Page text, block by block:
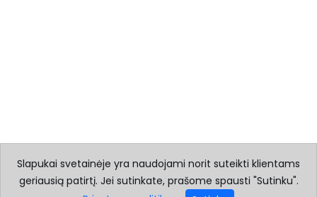
Slapukai svetainėje yra naudojami norit suteikti klientams
geriausią patirtį. Jei sutinkate, prašome spausti "Sutinku".